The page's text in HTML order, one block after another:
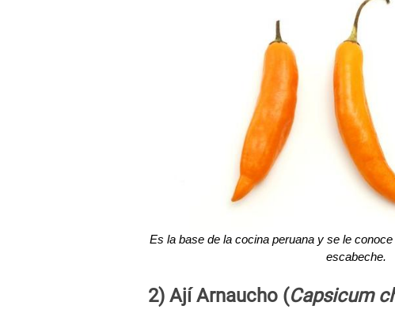
Es la base de la cocina peruana y se le
escabeche.
2) Ají Arnaucho (Capsicum